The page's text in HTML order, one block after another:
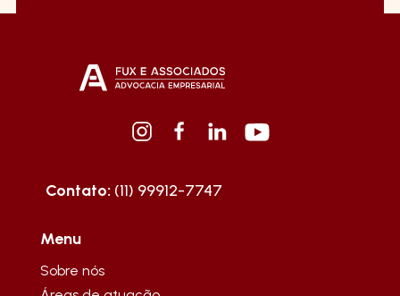
Contato: (11) 99912-7747
Menu
Sobre nós